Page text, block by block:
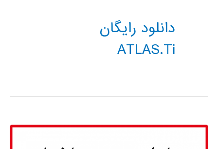
دانلود رایگان
ATLAS.ti